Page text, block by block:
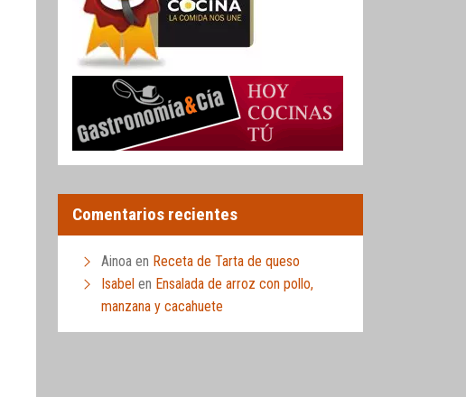
Comentarios recientes
Ainoa en Receta de Tarta de queso
Isabel en Ensalada de arroz con pollo,
manzana y cacahuete